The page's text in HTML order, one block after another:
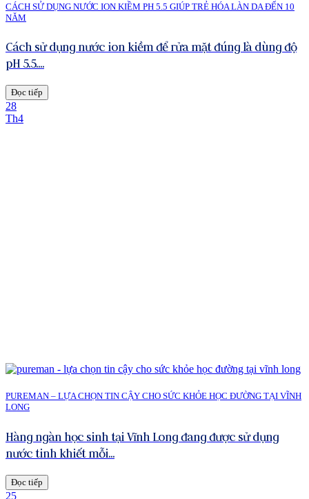
CÁCH SỬ DỤNG NƯỚC ION KIỀM PH 5.5 GIÚP TRẺ HÓA LÀN DA ĐẾN 10
NĂM
Cách sử dụng nước ion kiềm để rửa mặt đúng là dùng độ
pH 5.5....
Đọc tiếp
28
Th4
PUREMAN – LỰA CHỌN TIN CẬY CHO SỨC KHỎE HỌC ĐƯỜNG TẠI VĨNH
LONG
Hàng ngàn học sinh tại Vĩnh Long đang được sử dụng
nước tinh khiết mỗi...
Đọc tiếp
25